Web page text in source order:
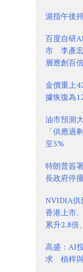
滬指午後
百度自研
市 李彥宏
層應創百
金價重上
據恢復為
油市預測
「供應
至3%
特朗普簽
長政府停
NVIDIA供
香港上市
累升2.8倍
高盛：AI
求 槓桿與